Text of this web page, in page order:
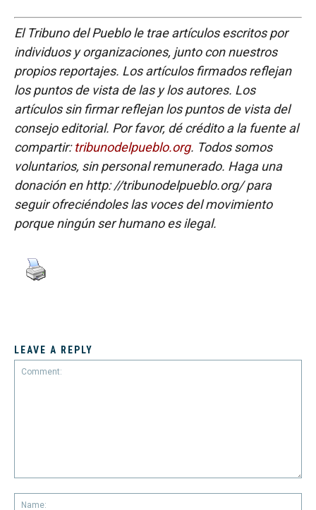
El Tribuno del Pueblo le trae artículos escritos por
individuos y organizaciones, junto con nuestros
propios reportajes. Los artículos firmados reflejan
los puntos de vista de las y los autores. Los
artículos sin firmar reflejan los puntos de vista del
consejo editorial. Por favor, dé crédito a la fuente al
compartir:tribunodelpueblo.org. Todos somos
voluntarios, sin personal remunerado. Haga una
donación en http: //tribunodelpueblo.org/ para
seguir ofreciéndoles las voces del movimiento
porque ningún ser humano es ilegal.
LEAVE A REPLY